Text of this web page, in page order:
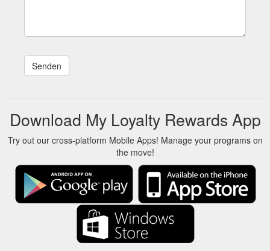
Download My Loyalty Rewards App
Try out our cross-platform Mobile Apps! Manage your programs on
the move!